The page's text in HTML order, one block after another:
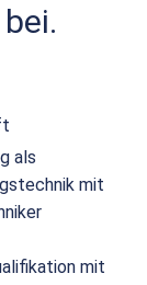
als
mit
mit